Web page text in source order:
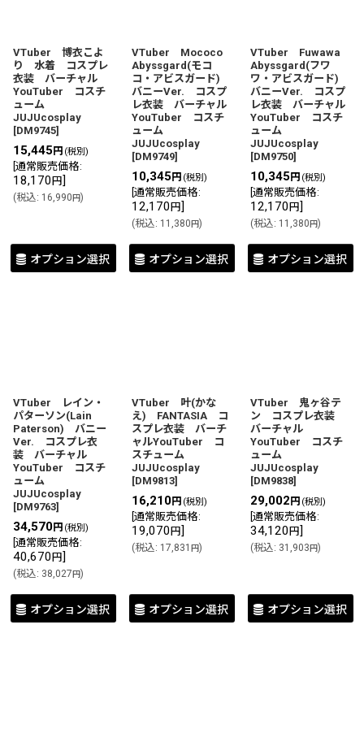
VTuber 博衣こよ
り 水着 コスプレ
衣装 バーチャル
YouTuber コスチ
ューム
JUJUcosplay
[DM9745]
15,445 円 (税別)
通常販売価格:
18,170 円]
(税込: 16,990円)
オプション選択
VTuber Mococo
Abyssgard(モコ
コ・アビスガード)
バニーVer. コスプ
レ衣装 バーチャル
YouTuber コスチ
ューム
JUJUcosplay
[DM9749]
10,345 円 (税別)
通常販売価格:
12,170 円]
(税込: 11,380円)
オプション選択
VTuber Fuwawa
Abyssgard(フワ
ワ・アビスガード)
バニーVer. コスプ
レ衣装 バーチャル
YouTuber コスチ
ューム
JUJUcosplay
[DM9750]
10,345 円 (税別)
通常販売価格:
12,170 円]
(税込: 11,380円)
オプション選択
VTuber レイン・
パターソン(Lain
Paterson) バニー
Ver. コスプレ衣
装 バーチャル
YouTuber コスチ
ューム
JUJUcosplay
[DM9763]
34,570円 (税別)
通常販売価格:
40,670 円]
(税込: 38,027円)
オプション選択
VTuber 叶(かな
え) FANTASIA コ
スプレ衣装 バーチ
ャルYouTuber コ
スチューム
JUJUcosplay
[DM9813]
16,210円 (税別)
通常販売価格:
19,070 円]
(税込: 17,831 円)
オプション選択
VTuber 鬼ヶ谷テ
ン コスプレ衣装
バーチャル
YouTuber コスチ
ューム
JUJUcosplay
[DM9838]
29,002 円 (税別)
通常販売価格:
34,120 円]
(税込: 31,903円)
オプション選択